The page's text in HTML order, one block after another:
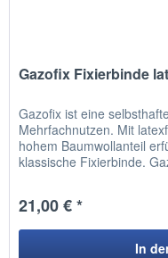
Gazofix Fixierbinde
Gazofix ist eine
Mehrfachnutzen. Mit
hohem Baumwollanteil
klassische Fixierbinde.
21,00 € *
In